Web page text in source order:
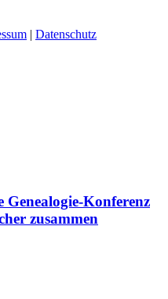
| Datenschutz
Genealogie-Konferenz
zusammen